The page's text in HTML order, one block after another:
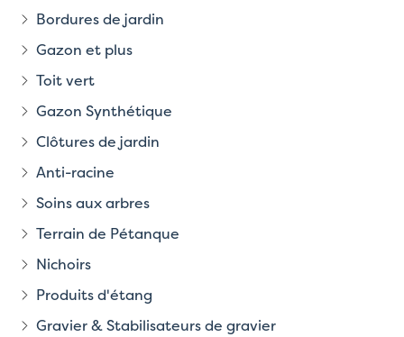
Bordures de jardin
Gazon et plus
Toit vert
Gazon Synthétique
Clôtures de jardin
Anti-racine
Soins aux arbres
Terrain de Pétanque
Nichoirs
Produits d'étang
Gravier & Stabilisateurs de gravier